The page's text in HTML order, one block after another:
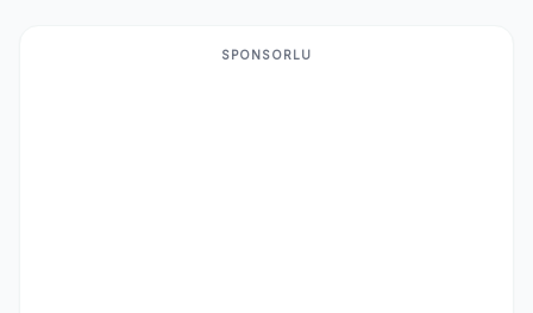
SPONSORLU